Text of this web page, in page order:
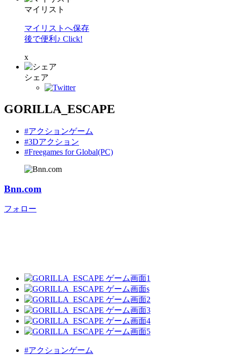
マイリスト
マイリストへ保存
後で便利♪ Click!
x
シェア
GORILLA_ESCAPE
#アクションゲーム
#3Dアクション
#Freegames for Global(PC)
Bnn.com
フォロー
#アクションゲーム